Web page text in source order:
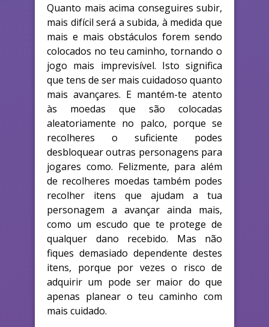
Quanto mais acima conseguires subir,
mais difícil será a subida, à medida que
mais e mais obstáculos forem sendo
colocados no teu caminho, tornando o
jogo mais imprevisível. Isto significa
que tens de ser mais cuidadoso quanto
mais avançares. E mantém-te atento
às moedas que são colocadas
aleatoriamente no palco, porque se
recolheres o suficiente podes
desbloquear outras personagens para
jogares como. Felizmente, para além
de recolheres moedas também podes
recolher itens que ajudam a tua
personagem a avançar ainda mais,
como um escudo que te protege de
qualquer dano recebido. Mas não
fiques demasiado dependente destes
itens, porque por vezes o risco de
adquirir um pode ser maior do que
apenas planear o teu caminho com
mais cuidado.